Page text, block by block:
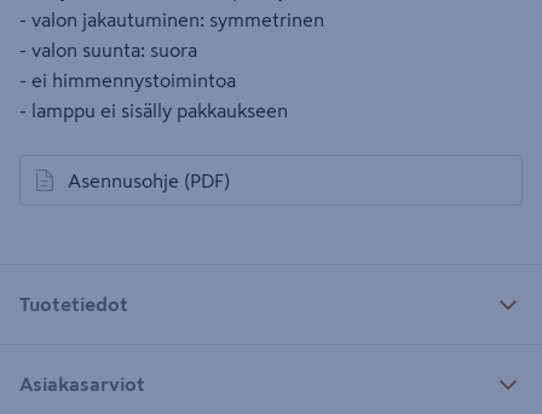
- valon jakautuminen: symmetrinen
- valon suunta: suora
- ei himmennystoimintoa
- lamppu ei sisälly pakkaukseen
Asennusohje (PDF)
avautuu uuteen välilehteen
Tuotetiedot
Asiakasarviot